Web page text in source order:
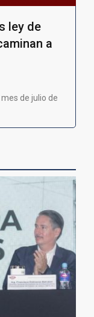
ley de
a
de julio de